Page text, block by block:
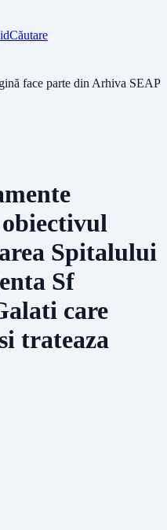
Căutare
face parte din Arhiva SEAP
Spitalului
Sf
care
trateaza